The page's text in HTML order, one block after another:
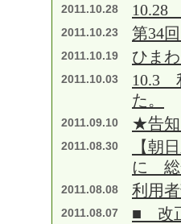
2011.10.28 10.28
2011.10.23 第34
2011.10.19 ひま
2011.10.03
10.3
た。
2011.09.10 ★告知
2011.08.30
【朝
に 総
2011.08.08 利用
2011.08.07 ■ 改